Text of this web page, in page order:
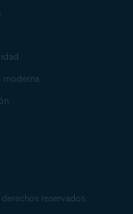
reservados.
moderna